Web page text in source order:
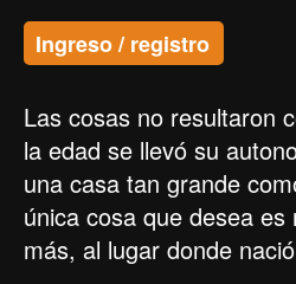
Ingreso / registro
Las cosas no resultaron
la edad se llevó su
una casa tan grande
única cosa que desea
más, al lugar donde